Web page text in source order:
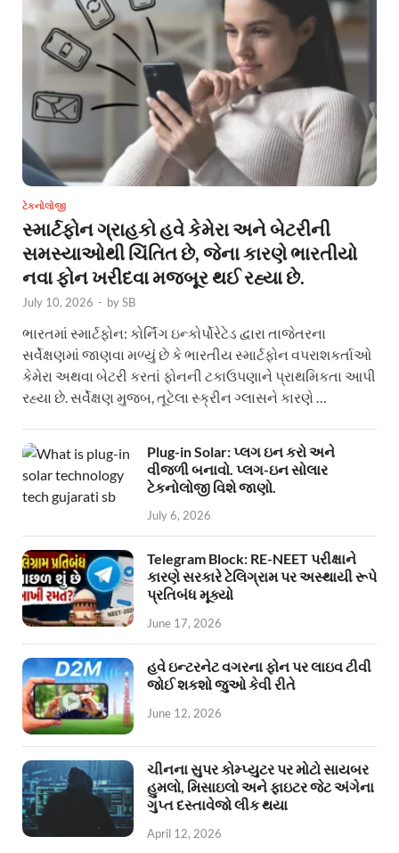
ટેકનોલોજી
સ્માર્ટફોન ગ્રાહકો હવે કેમેરા અને બેટરીની
સમસ્યાઓથી ચિંતિત છે, જેના કારણે ભારતીયો
નવા ફોન ખરીદવા મજબૂર થઈ રહ્યા છે.
July 10, 2026 - bySB
ભારતમાં સ્માર્ટફોન: કોર્નિંગ ઇન્કોર્પોરેટેડ દ્વારા તાજેતરના
સર્વેક્ષણમાં જાણવા મળ્યું છે કે ભારતીય સ્માર્ટફોન વપરાશકર્તાઓ
કેમેરા અથવા બેટરી કરતાં ફોનની ટકાઉપણાને પ્રાથમિકતા આપી
રહ્યા છે. સર્વેક્ષણ મુજબ, તૂટેલા સ્ક્રીન ગ્લાસને કારણે …
Plug-in Solar: પ્લગ ઇન કરો અને
વીજળી બનાવો. પ્લગ-ઇન સોલાર
ટેકનોલોજી વિશે જાણો.
July 6, 2026
Telegram Block: RE-NEET પરીક્ષાને
કારણે સરકારે ટેલિગ્રામ પર અસ્થાયી રૂપે
પ્રતિબંધ મૂક્યો
June 17, 2026
હવે ઇન્ટરનેટ વગરના ફોન પર લાઇવ ટીવી
જોઈ શકશો જુઓ કેવી રીતે
June 12, 2026
ચીનના સુપર કોમ્પ્યુટર પર મોટો સાયબર
હુમલો, મિસાઇલો અને ફાઇટર જેટ અંગેના
ગુપ્ત દસ્તાવેજો લીક થયા
April 12, 2026